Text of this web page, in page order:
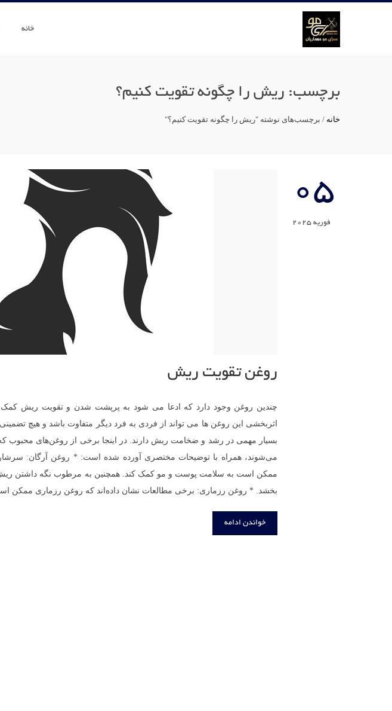
خانه
برچسب: ریش را چگونه تقویت کنیم؟
خانه / برچسب‌های نوشته "ریش را چگونه تقویت کنیم؟"
05
فوریه 2025
روغن تقویت ریش
چندین روغن وجود دارد که ادعا می شود به پرپشت شدن و تقویت ریش کمک
اثربخشی این روغن ها می تواند از فردی به فرد دیگر متفاوت باشد و هیچ
بسیار مهمی در رشد و ضخامت ریش دارند. در اینجا برخی از روغن‌های محبوب
ممکن است به سلامت پوست و مو کمک کند. همچنین به مرطوب نگه داشتن ریش
بخشد. * روغن رزماری: برخی مطالعات نشان داده‌اند که روغن رزماری
خواندن ادامه